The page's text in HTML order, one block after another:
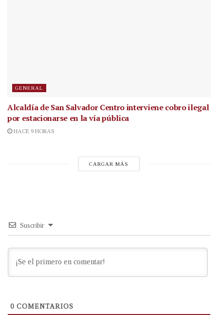
GENERAL
Alcaldía de San Salvador Centro interviene cobro ilegal
por estacionarse en la vía pública
HACE 9 HORAS
CARGAR MÁS
Suscribir
0 COMENTARIOS